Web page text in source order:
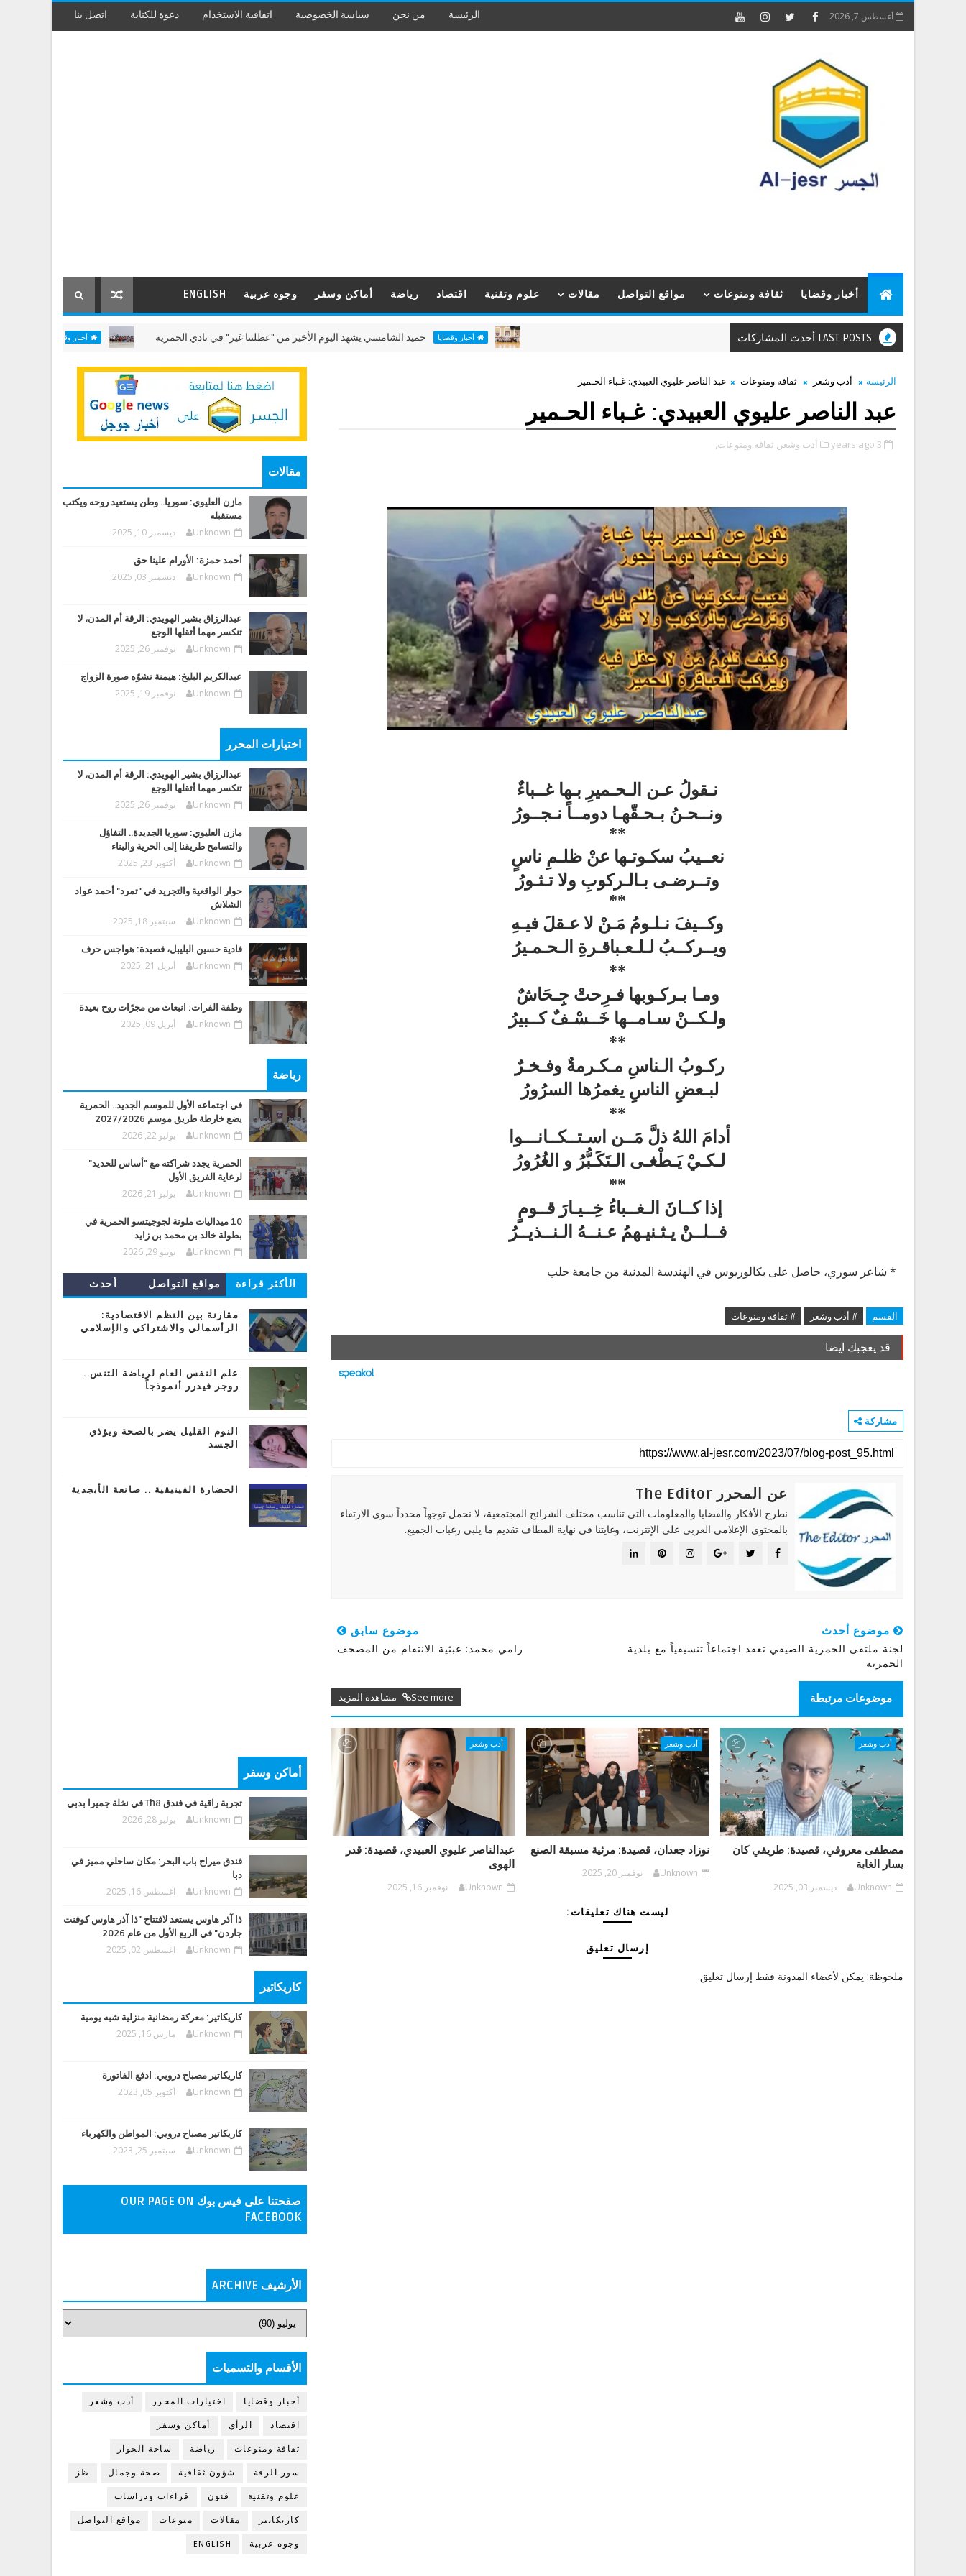
أغسطس 7, 2026 الرئيسة من نحن سياسة الخصوصية اتفاقية الاستخدام دعوة للكتابة اتصل بنا
أخبار وقضايا ثقافة ومنوعات مواقع التواصل مقالات علوم وتقنية اقتصاد رياضة أماكن وسفر وجوه عربية ENGLISH
LAST POSTS أحدث المشاركات أخبار وقضايا حميد الشامسي يشهد اليوم الأخير من "عطلتنا غير" في نادي الحمرية أخبار وقضايا مختبر "الألعاب
الرئيسة أدب وشعر ثقافة ومنوعات عبد الناصر عليوي العبيدي: غـباء الحـمير
عبد الناصر عليوي العبيدي: غـباء الحـمير
3 years ago أدب وشعر, ثقافة ومنوعات,
نـقولُ عـن الـحـميرِ بـها غــباءٌ
ونــحـنُ بـحـقّهـا دومــاً نـجــورُ
**
نعــيبُ سكـوتـها عنْ ظلـمِ ناسٍ
وتــرضـى بـالـركوبِ ولا تـثـورُ
**
وكــيفَ نـلـومُ مَـنْ لا عـقلَ فيـهِ
ويــركــبُ لـلـعـباقـرةِ الـحـمـيرُ
**
ومـا بـركـوبها فـرِحتْ جِـحَاشٌ
ولـكــنْ سـامــها خَــسْـفٌ كــبيرُ
**
ركـوبُ الـناسِ مـكـرمةٌ وفـخـرٌ
لبـعضِ الناسِ يغمرُها السرُورُ
**
أدامَ اللهُ ذلَّ مَــن اسـتــكــانـــوا
لـكـيْ يَـطْغـى الـتَكَـبُّرُ و الغُرُورُ
**
إذا كــانَ الـغــباءُ خِــيـارَ قــومٍ
فــلــنْ يـثـنيـهمُ عـنــهُ الـنــذيــرُ
* شاعر سوري، حاصل على بكالوريوس في الهندسة المدنية من جامعة حلب
القسم # أدب وشعر # ثقافة ومنوعات
قد يعجبك ايضا
مشاركة
عن المحرر The Editor
نطرح الأفكار والقضايا والمعلومات التي تناسب مختلف الشرائح المجتمعية، لا نحمل توجهاً محدداً سوى الارتقاء
بالمحتوى الإعلامي العربي على الإنترنت، وغايتنا في نهاية المطاف تقديم ما يلبي رغبات الجميع.
موضوع أحدث
لجنة ملتقى الحمرية الصيفي تعقد اجتماعاً تنسيقياً مع بلدية
الحمرية
موضوع سابق
رامي محمد: عبثية الانتقام من المصحف
موضوعات مرتبطة See more مشاهدة المزيد
أدب وشعر
مصطفى معروفي، قصيدة: طريقي كان
يسار الغابة
Unknown ديسمبر 03, 2025
أدب وشعر
نوزاد جعدان، قصيدة: مرثية مسبقة الصنع
Unknown نوفمبر 20, 2025
أدب وشعر
عبدالناصر عليوي العبيدي، قصيدة: قدر
الهوى
Unknown نوفمبر 16, 2025
ليست هناك تعليقات:
إرسال تعليق
ملحوظة: يمكن لأعضاء المدونة فقط إرسال تعليق.
مقالات
مازن العليوي: سوريا.. وطن يستعيد روحه ويكتب
مستقبله
Unknown ديسمبر 10, 2025
أحمد حمزة: الأورام علينا حق
Unknown ديسمبر 03, 2025
عبدالرزاق بشير الهويدي: الرقة أم المدن، لا
تنكسر مهما أثقلها الوجع
Unknown نوفمبر 26, 2025
عبدالكريم البليخ: هيمنة تشوّه صورة الزواج
Unknown نوفمبر 19, 2025
اختيارات المحرر
عبدالرزاق بشير الهويدي: الرقة أم المدن، لا
تنكسر مهما أثقلها الوجع
Unknown نوفمبر 26, 2025
مازن العليوي: سوريا الجديدة.. التفاؤل
والتسامح طريقنا إلى الحرية والبناء
Unknown أكتوبر 23, 2025
حوار الواقعية والتجريد في "تمرد" أحمد عواد
الشلاش
Unknown سبتمبر 18, 2025
فادية حسين البليبل، قصيدة: هواجس حرف
Unknown أبريل 21, 2025
وطفة الفرات: انبعاث من مجرّات روح بعيدة
Unknown أبريل 09, 2025
رياضة
في اجتماعه الأول للموسم الجديد.. الحمرية
يضع خارطة طريق موسم 2027/2026
Unknown يوليو 22, 2026
الحمرية يجدد شراكته مع "أساس للحديد"
لرعاية الفريق الأول
Unknown يوليو 21, 2026
10 ميداليات ملونة لجوجيتسو الحمرية في
بطولة خالد بن محمد بن زايد
Unknown يونيو 29, 2026
الأكثر قراءة مواقع التواصل
أحدث
مقارنة بين النظم الاقتصادية:
الرأسمالي والاشتراكي والإسلامي
علم النفس العام لرياضة التنس..
روجر فيدرر أنموذجاً
النوم القليل يضر بالصحة ويؤذي
الجسد
الحضارة الفينيقية .. صانعة الأبجدية
أماكن وسفر
تجربة راقية في فندق Th8 في نخلة جميرا بدبي
Unknown يوليو 28, 2026
فندق ميراج باب البحر: مكان ساحلي مميز في
دبا
Unknown اغسطس 16, 2025
ذا آذر هاوس يستعد لافتتاح "ذا آذر هاوس كوفنت
جاردن" في الربع الأول من عام 2026
Unknown اغسطس 02, 2025
كاريكاتير
كاريكاتير: معركة رمضانية منزلية شبه يومية
Unknown مارس 16, 2025
كاريكاتير مصباح دروبي: ادفع الفاتورة
Unknown أكتوبر 05, 2023
كاريكاتير مصباح دروبي: المواطن والكهرباء
Unknown سبتمبر 25, 2023
صفحتنا على فيس بوك OUR PAGE ON
FACEBOOK
الأرشيف ARCHIVE
الأقسام والتسميات
أخبار وقضايا اختيارات المحرر أدب وشعر
اقتصاد الرأي أماكن وسفر
ثقافة ومنوعات رياضة ساحة الحوار
سور الرقة شؤون ثقافية صحة وجمال ظز
علوم وتقنية فنون قراءات ودراسات
كاريكاتير مقالات منوعات مواقع التواصل
وجوه عربية ENGLISH